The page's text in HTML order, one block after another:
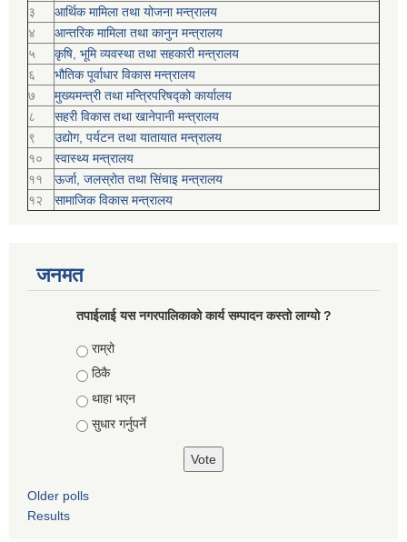
३
आर्थिक मामिला तथा योजना मन्त्रालय
४
आन्तरिक मामिला तथा कानुन मन्त्रालय
५
कृषि, भूमि व्यवस्था तथा सहकारी मन्त्रालय
६
भौतिक पूर्वाधार विकास मन्त्रालय
७
मुख्यमन्त्री तथा मन्त्रिपरिषद्को कार्यालय
८
सहरी विकास तथा खानेपानी मन्त्रालय
९
उद्योग, पर्यटन तथा यातायात मन्त्रालय
१०
स्वास्थ्य मन्त्रालय
११
ऊर्जा, जलस्रोत तथा सिंचाइ मन्त्रालय
१२
सामाजिक विकास मन्‍‍त्रालय
जनमत
तपाईलाई यस नगरपालिकाको कार्य सम्पादन कस्तो लाग्यो ?
Choices
राम्रो
ठिकै
थाहा भएन
सुधार गर्नुपर्ने
Older polls
Results